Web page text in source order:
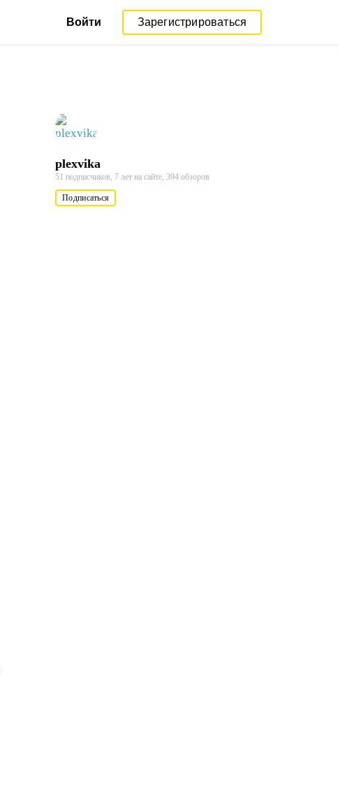
Войти Зарегистрироваться
plexvika
51 подписчиков, 7 лет на сайте, 394 обзоров
Подписаться